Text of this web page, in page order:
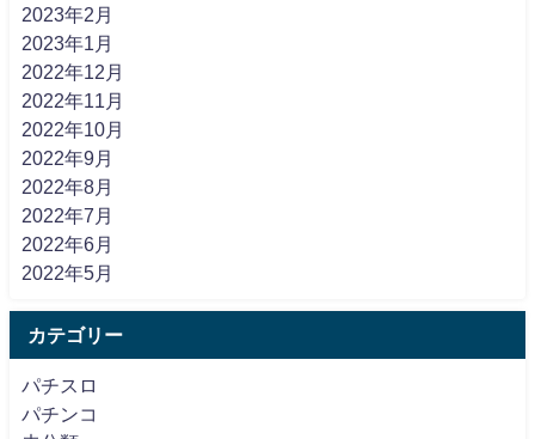
2023年2月
2023年1月
2022年12月
2022年11月
2022年10月
2022年9月
2022年8月
2022年7月
2022年6月
2022年5月
カテゴリー
パチスロ
パチンコ